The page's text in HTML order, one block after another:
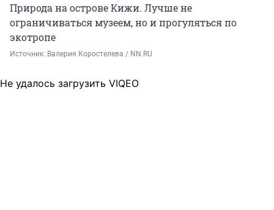
Природа на острове Кижи. Лучше не
ограничиваться музеем, но и прогуляться по
экотропе
Источник: Валерия Коростелева / NN.RU
Не удалось загрузить VIQEO